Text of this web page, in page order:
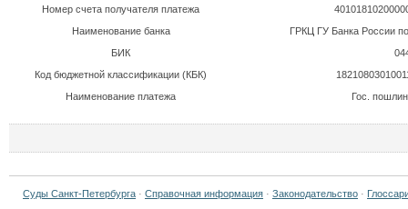
Номер счета получателя платежа
Наименование банка
ГРКЦ ГУ Банка России
БИК
Код бюджетной классификации (КБК)
Наименование платежа
Гос.
Суды Санкт-Петербурга · Справочная информация · Законодательство ·